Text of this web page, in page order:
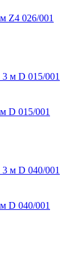
Z4 026/001
D 015/001
D 040/001